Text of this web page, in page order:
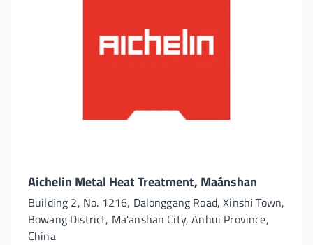
Aichelin Metal Heat Treatment, Maánshan
Building 2, No. 1216, Dalonggang Road, Xinshi Town,
Bowang District, Ma'anshan City, Anhui Province,
China